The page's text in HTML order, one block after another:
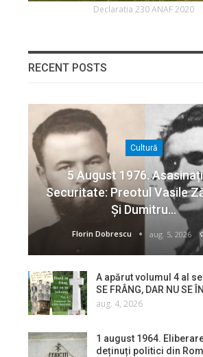
Declaratia 230 ANAF 2020
RECENT POSTS
Cultură
5 August 1976.
Securitate: Preotul Vasile
Și Dumitru…
Florin Dobrescu aug. 5, 2026
A apărut volumul 4 al
SE FRÂNG, DAR NU SE
aug. 4, 2026
1 august 1964.
deținuți politici din